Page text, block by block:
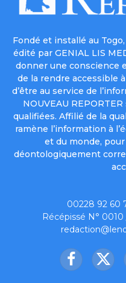
Fondé et installé au
édité par GENIAL LIS
donner une conscience
de la rendre accessible
d’être au service de
NOUVEAU
qualifiées. Affilié de la
ramène l’information à
et du monde,
déontologiquement
00228 92 60
Récépissé N°
Facebook
X